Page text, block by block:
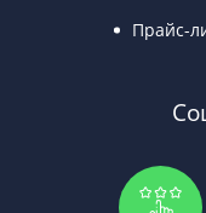
Прайс-